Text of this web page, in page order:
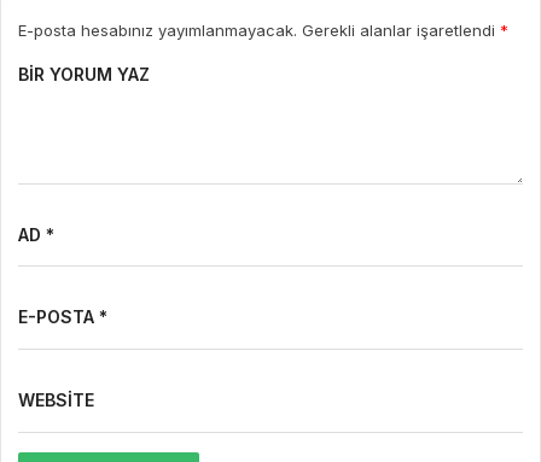
E-posta hesabınız yayımlanmayacak. Gerekli alanlar işaretlendi *
BIR YORUM YAZ
AD *
E-POSTA *
WEBSITE